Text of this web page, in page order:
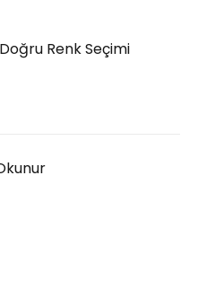
Renk Seçimi